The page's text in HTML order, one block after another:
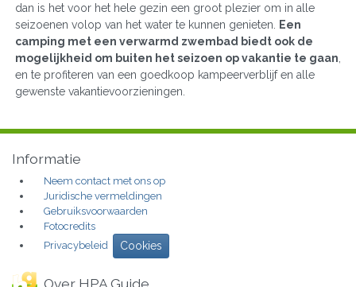
dan is het voor het hele gezin een groot plezier om in alle
seizoenen volop van het water te kunnen genieten. Een
camping met een verwarmd zwembad biedt ook de
mogelijkheid om buiten het seizoen op vakantie te gaan
en te profiteren van een goedkoop kampeerverblijf en alle
gewenste vakantievoorzieningen.
Informatie
Neem contact met ons op
Juridische vermeldingen
Gebruiksvoorwaarden
Fotocredits
Privacybeleid
Cookies
Over HPA Guide